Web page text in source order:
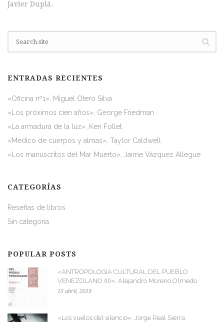
Javier Duplá.
ENTRADAS RECIENTES
«Oficina nº1», Miguel Otero Silva
«Los próximos cien años», George Friedman
«La armadura de la luz», Ken Follet
«Médico de cuerpos y almas», Taylor Caldwell
«Los manuscritos del Mar Muerto», Jaime Vázquez Allegue
CATEGORÍAS
Reseñas de libros
Sin categoría
POPULAR POSTS
«ANTROPOLOGÍA CULTURAL DEL PUEBLO
VENEZOLANO (II)», Alejandro Moreno Olmedo
15 abril, 2019
«Los vuelos del silencio», Jorge Real Sierra